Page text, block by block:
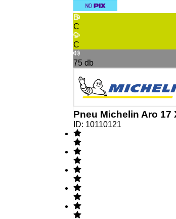
C
C
75 db
Pneu Michelin Aro 17
ID: 10110121